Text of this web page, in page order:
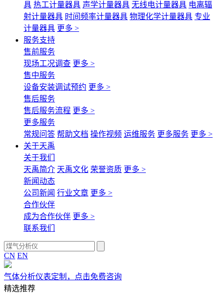
具 热工计量器具 声学计量器具 无线电计量器具 电离辐
射计量器具 时间频率计量器具 物理化学计量器具 专业
计量器具 更多 >
服务支持
售前服务
现场工况调查 更多 >
售中服务
设备安装调试预约 更多 >
售后服务
售后服务流程 更多 >
更多服务
常规问答 帮助文档 操作视频 运维服务 更多服务 更多 >
关于天禹
关于我们
天禹简介 天禹文化 荣誉资质 更多 >
新闻动态
公司新闻 行业文章 更多 >
合作伙伴
成为合作伙伴 更多 >
联系我们
CN EN
气体分析仪表定制，点击免费咨询
精选推荐